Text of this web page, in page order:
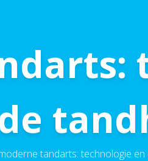
tandarts: technologie